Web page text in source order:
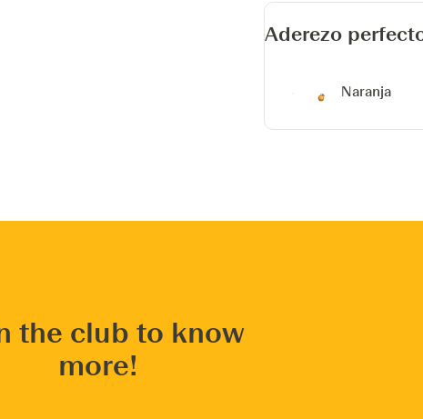
Aderezo
Naranja
the club to know
more!